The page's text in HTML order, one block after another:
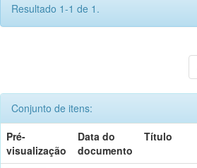
Resultado 1-1 de 1.
Conjunto de itens:
Pré-
visualização
Data do
documento
Título